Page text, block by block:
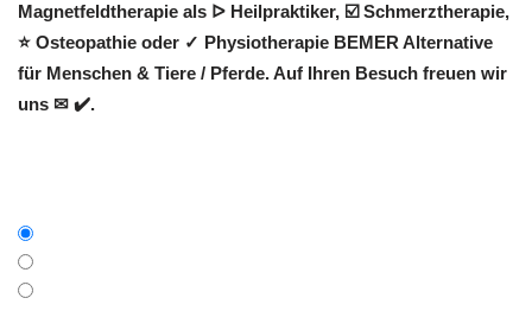
Magnetfeldtherapie als ᐅ Heilpraktiker, ☑️ Schmerztherapie,
⭐ Osteopathie oder ✓ Physiotherapie BEMER Alternative
für Menschen & Tiere / Pferde. Auf Ihren Besuch freuen wir
uns ✉ ✔️.